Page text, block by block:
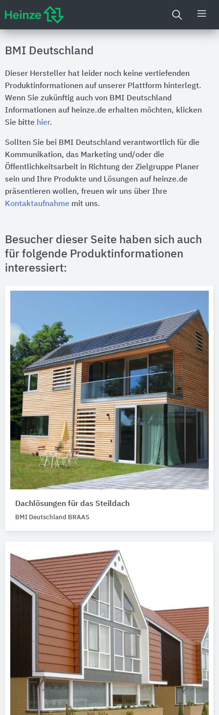
BMI Deutschland
Dieser Hersteller hat leider noch keine vertiefenden
Produktinformationen auf unserer Plattform hinterlegt.
Wenn Sie zukünftig auch von BMI Deutschland
Informationen auf heinze.de erhalten möchten, klicken
Sie bitte hier.
Sollten Sie bei BMI Deutschland verantwortlich für die
Kommunikation, das Marketing und/oder die
Öffentlichkeitsarbeit in Richtung der Zielgruppe Planer
sein und Ihre Produkte und Lösungen auf heinze.de
präsentieren wollen, freuen wir uns über Ihre
Kontaktaufnahme mit uns.
Besucher dieser Seite haben sich auch
für folgende Produktinformationen
interessiert:
Dachlösungen für das Steildach
BMI Deutschland BRAAS